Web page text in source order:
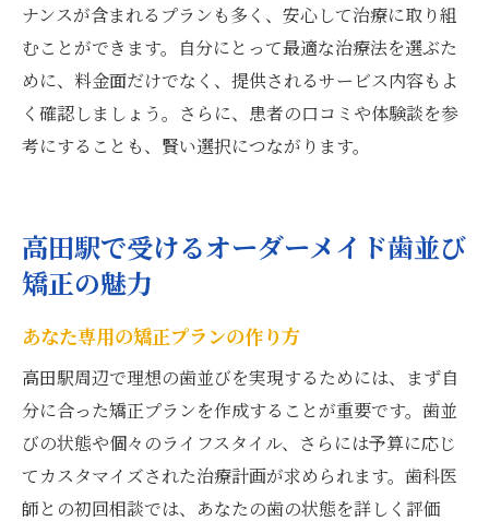
ナンスが含まれるプランも多く、安心して治療に取り組
むことができます。自分にとって最適な治療法を選ぶた
めに、料金面だけでなく、提供されるサービス内容もよ
く確認しましょう。さらに、患者の口コミや体験談を参
考にすることも、賢い選択につながります。
高田駅で受けるオーダーメイド歯並び
矯正の魅力
あなた専用の矯正プランの作り方
高田駅周辺で理想の歯並びを実現するためには、まず自
分に合った矯正プランを作成することが重要です。歯並
びの状態や個々のライフスタイル、さらには予算に応じ
てカスタマイズされた治療計画が求められます。歯科医
師との初回相談では、あなたの歯の状態を詳しく評価